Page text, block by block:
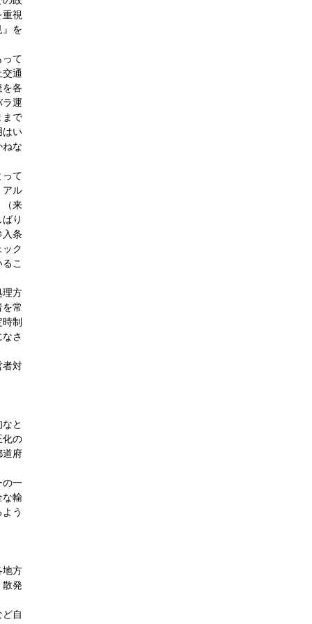
重視
』を
て
通
を各
ラ運
まで
はい
ねな
て
アル
（来
り
入条
ク
こ
理方
常
制
さ
者対
と
化の
道府
の一
な輸
う
地方
散発
自